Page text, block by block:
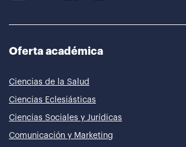
Oferta académica
Ciencias de la Salud
Ciencias Eclesiásticas
Ciencias Sociales y Jurídicas
Comunicación y Marketing